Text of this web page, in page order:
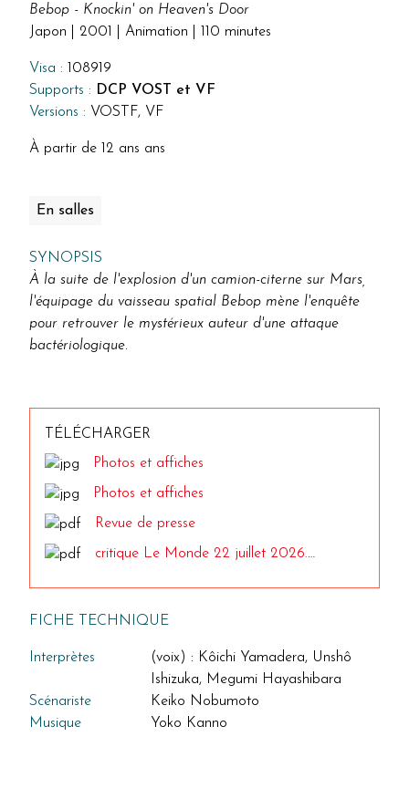
Bebop - Knockin' on Heaven's Door
Japon | 2001 | Animation | 110 minutes
Visa :
108919
Supports : DCP VOST et VF
Versions : VOSTF, VF
À partir de 12 ans ans
En salles
SYNOPSIS
À la suite de l'explosion d'un camion-citerne sur Mars,
l'équipage du vaisseau spatial Bebop mène l'enquête
pour retrouver le mystérieux auteur d'une attaque
bactériologique.
TÉLÉCHARGER
Photos et affiches
Photos et affiches
Revue de presse
critique Le Monde 22 juillet 2026.pdf
FICHE TECHNIQUE
Interprètes
(voix) : Kôichi Yamadera, Unshô
Ishizuka, Megumi Hayashibara
Scénariste
Keiko Nobumoto
Musique
Yoko Kanno